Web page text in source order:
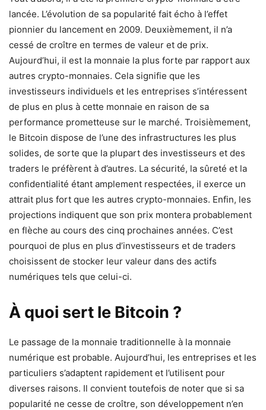
lancée. L’évolution de sa popularité fait écho à l’effet
pionnier du lancement en 2009. Deuxièmement, il n’a
cessé de croître en termes de valeur et de prix.
Aujourd’hui, il est la monnaie la plus forte par rapport aux
autres crypto-monnaies. Cela signifie que les
investisseurs individuels et les entreprises s’intéressent
de plus en plus à cette monnaie en raison de sa
performance prometteuse sur le marché. Troisièmement,
le Bitcoin dispose de l’une des infrastructures les plus
solides, de sorte que la plupart des investisseurs et des
traders le préfèrent à d’autres. La sécurité, la sûreté et la
confidentialité étant amplement respectées, il exerce un
attrait plus fort que les autres crypto-monnaies. Enfin, les
projections indiquent que son prix montera probablement
en flèche au cours des cinq prochaines années. C’est
pourquoi de plus en plus d’investisseurs et de traders
choisissent de stocker leur valeur dans des actifs
numériques tels que celui-ci.
À quoi sert le Bitcoin ?
Le passage de la monnaie traditionnelle à la monnaie
numérique est probable. Aujourd’hui, les entreprises et les
particuliers s’adaptent rapidement et l’utilisent pour
diverses raisons. Il convient toutefois de noter que si sa
popularité ne cesse de croître, son développement n’en